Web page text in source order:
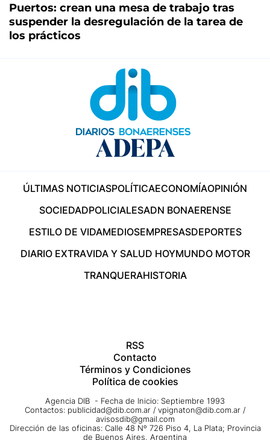
Puertos: crean una mesa de trabajo tras
suspender la desregulación de la tarea de
los prácticos
ÚLTIMAS NOTICIASPOLÍTICAECONOMÍAOPINIÓN
SOCIEDADPOLICIALESADN BONAERENSE
ESTILO DE VIDAMEDIOSEMPRESASDEPORTES
DIARIO EXTRAVIDA Y SALUD HOYMUNDO MOTOR
TRANQUERAHISTORIA
RSS
Contacto
Términos y Condiciones
Política de cookies
Agencia DIB - Fecha de Inicio: Septiembre 1993
Contactos: publicidad@dib.com.ar / vpignaton@dib.com.ar /
avisosdib@gmail.com
Dirección de las oficinas: Calle 48 Nº 726 Piso 4, La Plata; Provincia
de Buenos Aires, Argentina